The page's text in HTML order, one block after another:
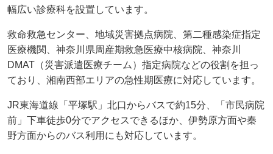
幅広い診療科を設置しています。
救命救急センター、地域災害拠点病院、第二種感染症指定
医療機関、神奈川県周産期救急医療中核病院、神奈川
DMAT（災害派遣医療チーム）指定病院などの役割を担っ
ており、湘南西部エリアの急性期医療に対応しています。
JR東海道線「平塚駅」北口からバスで約15分、「市民病院
前」下車徒歩0分でアクセスできるほか、伊勢原方面や秦
野方面からのバス利用にも対応しています。